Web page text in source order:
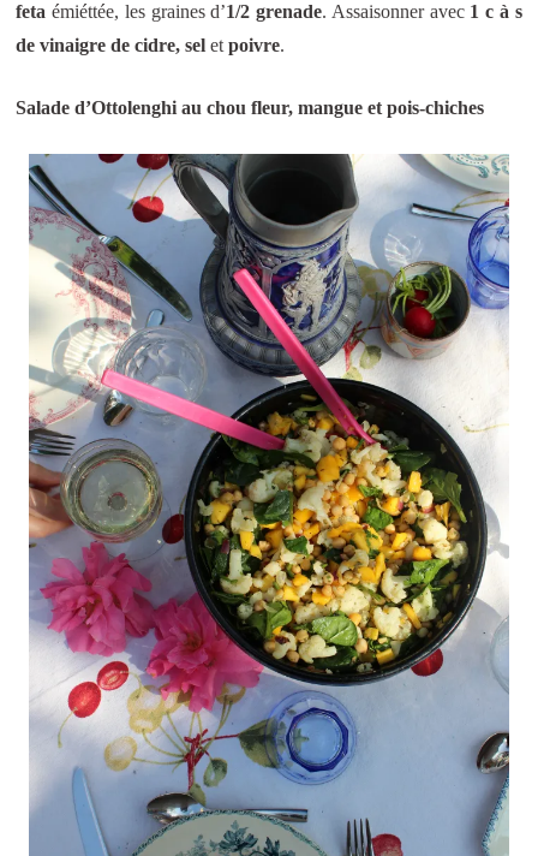
feta émiéttée, les graines d’1/2 grenade. Assaisonner avec 1 c à s
de vinaigre de cidre, sel etpoivre.
Salade d’Ottolenghi au chou fleur, mangue et pois-chiches